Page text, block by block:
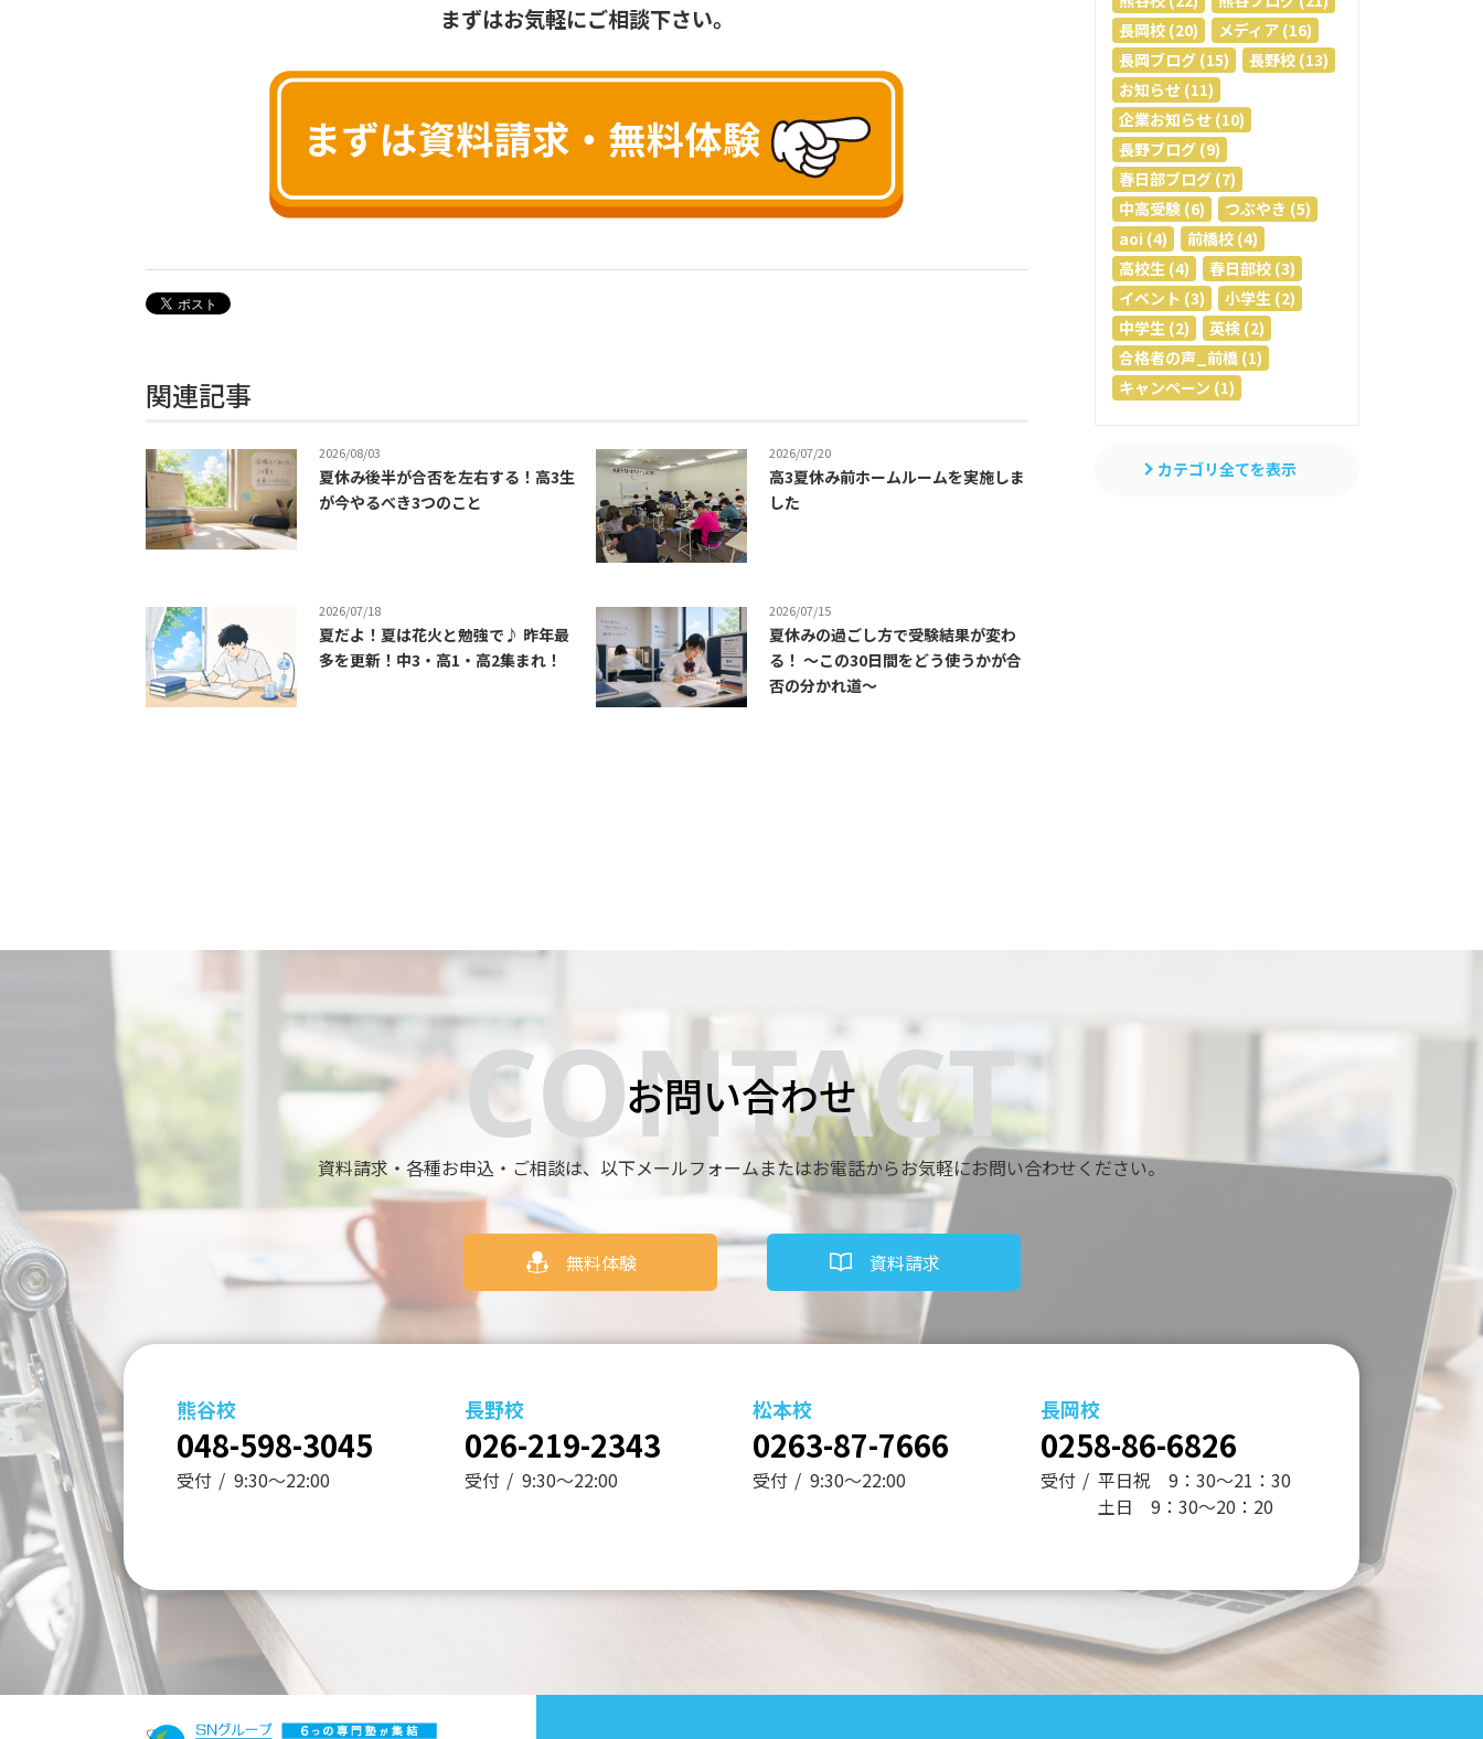
まずはお気軽にご相談下さい。
関連記事
2026/08/03
夏休み後半が合否を左右する！高3生
が今やるべき3つのこと
2026/07/20
高3夏休み前ホームルームを実施しま
した
2026/07/18
夏だよ！夏は花火と勉強で♪ 昨年最
多を更新！中3・高1・高2集まれ！
2026/07/15
夏休みの過ごし方で受験結果が変わ
る！ ～この30日間をどう使うかが合
否の分かれ道～
長岡校 (20)
メディア (16)
長岡ブログ (15)
長野校 (13)
お知らせ (11)
企業お知らせ (10)
長野ブログ (9)
春日部ブログ (7)
中高受験 (6)
つぶやき (5)
aoi (4)
前橋校 (4)
高校生 (4)
春日部校 (3)
イベント (3)
小学生 (2)
中学生 (2)
英検 (2)
合格者の声_前橋 (1)
キャンペーン (1)
カテゴリ全てを表示
お問い合わせ
資料請求・各種お申込・ご相談は、 以下メールフォームまたはお電話からお気軽にお問い合わせください。
無料体験 資料請求
熊谷校
048-598-3045
受付 9:30～22:00
長野校
026-219-2343
受付 9:30～22:00
松本校
0263-87-7666
受付 9:30～22:00
長岡校
0258-86-6826
受付
平日祝 9：30～21：30
土日 9：30～20：20